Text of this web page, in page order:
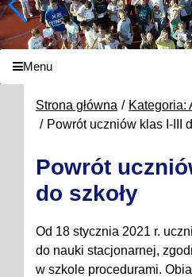
Menu
Strona główna
Kategoria:
Powrót uczniów klas I-III
Powrót
do szkoły
Od 18 stycznia 2021 r.
do nauki stacjonarnej,
w szkole procedurami.